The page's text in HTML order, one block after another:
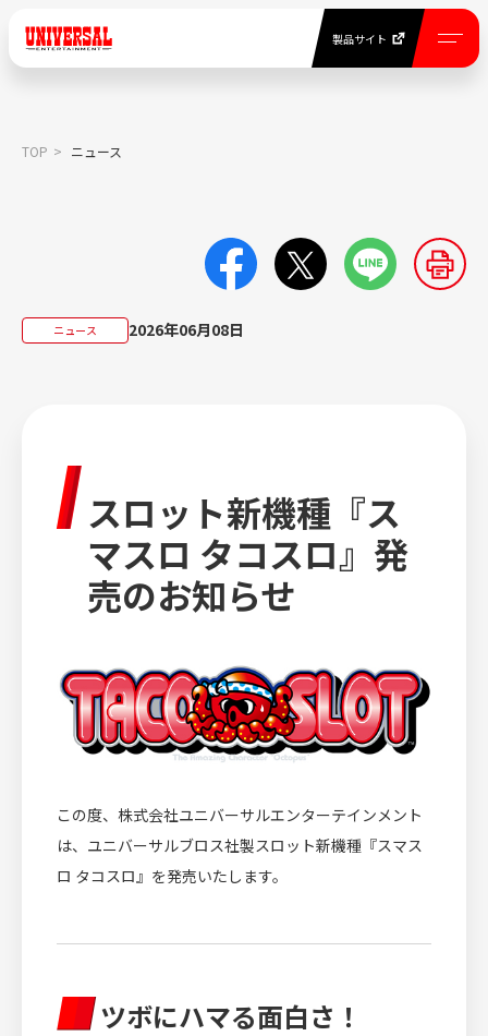
製品サイト
製品サイト
当社について
IR INFORMATION
投資家情報
採用情報
CULTURE
EN
TOP ニュース
ニュース 2026年06月08日
スロット新機種『ス
マスロ タコスロ』発
売のお知らせ
この度、株式会社ユニバーサルエンターテインメント
は、ユニバーサルブロス社製スロット新機種『スマス
ロ タコスロ』を発売いたします。
ツボにハマる面白さ！